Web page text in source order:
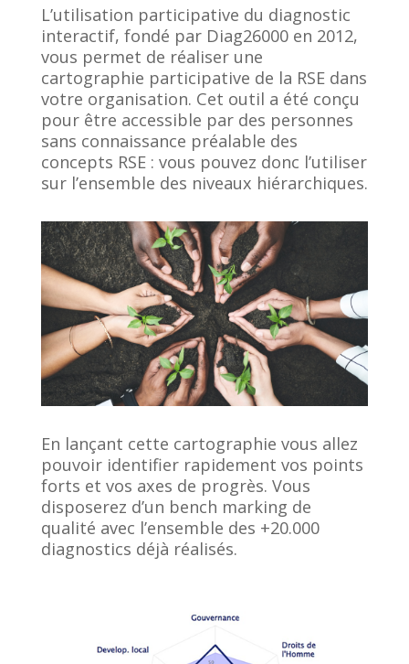
L’utilisation participative du diagnostic
interactif, fondé par Diag26000 en 2012,
vous permet de réaliser une
cartographie participative de la RSE dans
votre organisation. Cet outil a été conçu
pour être accessible par des personnes
sans connaissance préalable des
concepts RSE : vous pouvez donc l’utiliser
sur l’ensemble des niveaux hiérarchiques.
En lançant cette cartographie vous allez
pouvoir identifier rapidement vos points
forts et vos axes de progrès. Vous
disposerez d’un bench marking de
qualité avec l’ensemble des +20.000
diagnostics déjà réalisés.